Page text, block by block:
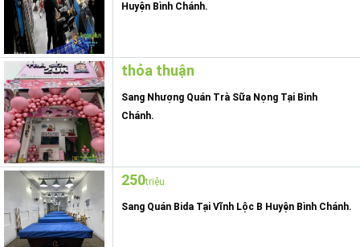
Huyện Bình Chánh.
thỏa thuận
Sang Nhượng Quán Trà Sữa Nọng Tại Bình
Chánh.
250triệu
Sang Quán Bida Tại Vĩnh Lộc B Huyện Bình Chánh.